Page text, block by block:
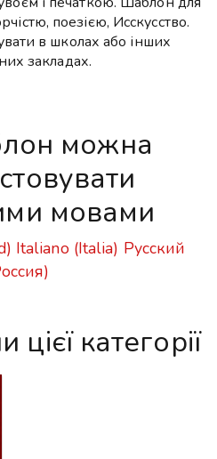
поезією, Исскусство.
в школах або інших
закладах.
можна
мовами
Italiano (Italia) Русский
категорії